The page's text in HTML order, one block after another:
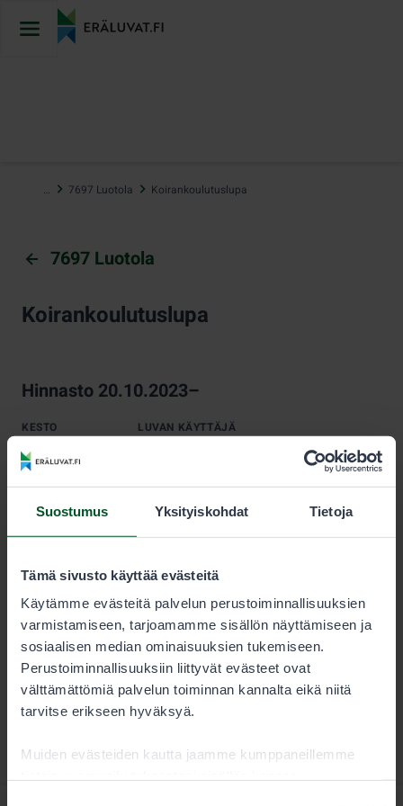
Suostumus Yksityiskohdat Tietoja
Tämä sivusto käyttää evästeitä
Käytämme evästeitä palvelun perustoiminnallisuuksien
varmistamiseen, tarjoamamme sisällön näyttämiseen ja
sosiaalisen median ominaisuuksien tukemiseen.
Perustoiminnallisuuksiin liittyvät evästeet ovat
välttämättömiä palvelun toiminnan kannalta eikä niitä
tarvitse erikseen hyväksyä.
Muiden evästeiden kautta jaamme kumppaneillemme
sisältöön
… 7697 Luotola Koirankoulutuslupa
7697 Luotola
Koirankoulutuslupa
Hinnasto 20.10.2023–
KESTO LUVAN KÄYTTÄJÄ
Kausi
Huomaathan, että sallitut koulutusajat jänistä ajaville
vaihtelevat. Metsästäjän tulee aina tarkistaa lupaehdot
huolellisesti.